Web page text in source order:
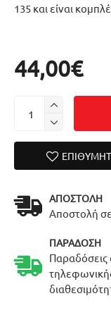
135 και είναι
44,00€
ΑΠΟΣΤΟΛΉ
Αποστολή
ΠΑΡΆΔΟΣΗ
Παραδόσεις